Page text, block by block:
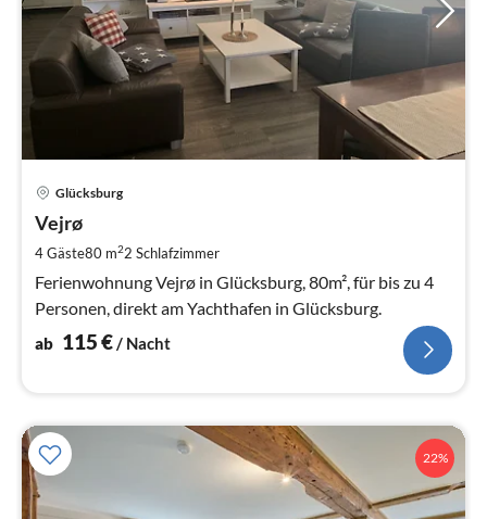
Glücksburg
Vejrø
4 Gäste80 m22 Schlafzimmer
Ferienwohnung Vejrø in Glücksburg, 80m², für bis zu 4
Personen, direkt am Yachthafen in Glücksburg.
ab 115€ / Nacht
22%